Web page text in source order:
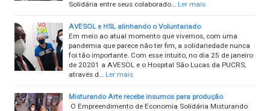
Solidária entre seus colaborado… Ler mais
AVESOL e HSL alinhando o Voluntariado
Em meio ao atual momento que vivemos, com uma
pandemia que parece não ter fim, a solidariedade nunca
foi tão importante. Com esse intuito, no dia 25 de janeiro
de 20201 a AVESOL e o Hospital São Lucas da PUCRS,
através d… Ler mais
Misturando Arte recebe insumos para produção
O Empreendimento de Economia Solidária Misturando